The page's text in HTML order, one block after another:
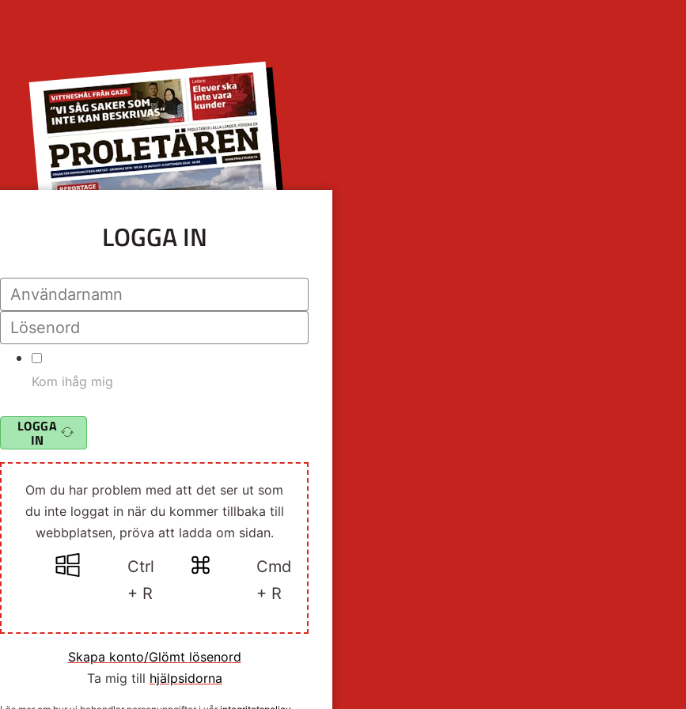
LOGGA IN
Kom ihåg mig
LOGGA
IN
Om du har problem med att det ser ut som
du inte loggat in när du kommer tillbaka till
webbplatsen, pröva att ladda om sidan.
Ctrl
+ R
Cmd
+ R
Skapa konto/Glömt lösenord
Ta mig till hjälpsidorna